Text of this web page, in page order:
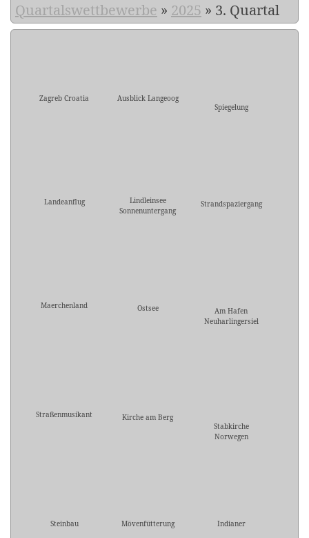
Quartalswettbewerbe » 2025 » 3. Quartal
Zagreb Croatia
Ausblick Langeoog
Spiegelung
Landeanflug
Lindleinsee
Sonnenuntergang
Strandspaziergang
Maerchenland Ostsee
Am Hafen
Neuharlingersiel
Straßenmusikant
Kirche am Berg
Stabkirche
Norwegen
Steinbau Mövenfütterung Indianer